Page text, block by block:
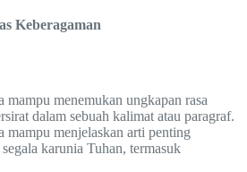
Keberagaman
mampu menemukan ungkapan rasa
dalam sebuah kalimat atau paragraf.
mampu menjelaskan arti penting
karunia Tuhan, termasuk